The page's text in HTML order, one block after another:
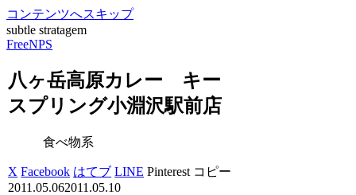
コンテンツへスキップ
subtle stratagem
FreeNPS
八ヶ岳高原カレー キー
スプリング小淵沢駅前店
食べ物系
X Facebook はてブ LINE Pinterest コピー
2011.05.062011.05.10